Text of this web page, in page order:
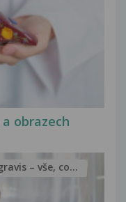
obrazech
– vše, co...